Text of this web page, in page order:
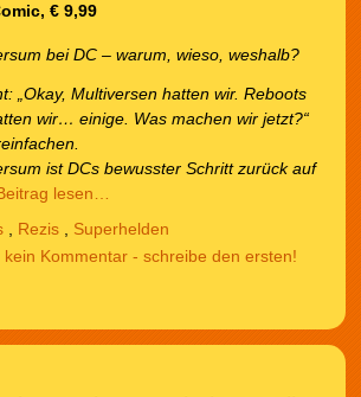
€ 9,99
bei DC – warum, wieso, weshalb?
„Okay, Multiversen hatten wir. Reboots
wir… einige. Was machen wir jetzt?“
ist DCs bewusster Schritt zurück auf
lesen…
, Rezis, Superhelden
kein Kommentar - schreibe den ersten!